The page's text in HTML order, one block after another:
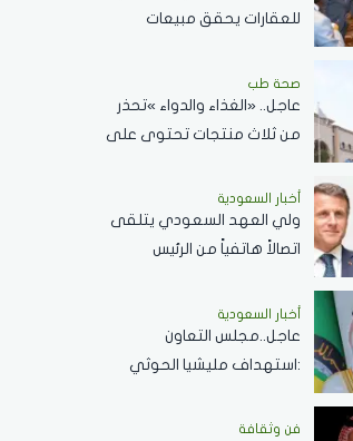
للعقارات يحقق مبيعات
ريال سعودي
صحة طب
عاجل.. «الغذاء والدواء »تحذر
من ثلاث منتجات تحتوى على
أخبار السعودية
ولي العهد السعودي يتلقى
اتصالاً هاتفياً من الرئيس
المستجدات الإقليمية
والعلاقات الثنائية
أخبار السعودية
عاجل..مجلس التعاون
:استهداف مليشيا الحوثي
..ونؤيد إجراءات المملكة
فن وثقافة